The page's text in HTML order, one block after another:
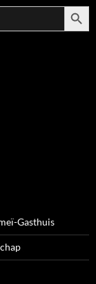
Gasthuis